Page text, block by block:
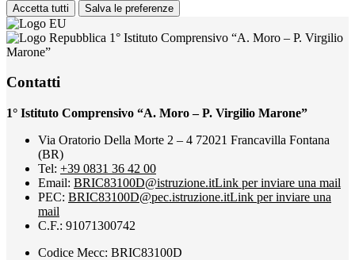
Accetta tutti Salva le preferenze
1° Istituto Comprensivo “A. Moro – P. Virgilio
Marone”
Contatti
1° Istituto Comprensivo “A. Moro – P. Virgilio Marone”
Via Oratorio Della Morte 2 – 4 72021 Francavilla Fontana
(BR)
Tel: +39 0831 36 42 00
Email: BRIC83100D@istruzione.itLink per inviare una mail
PEC: BRIC83100D@pec.istruzione.itLink per inviare una
mail
C.F.: 91071300742
Codice Mecc: BRIC83100D